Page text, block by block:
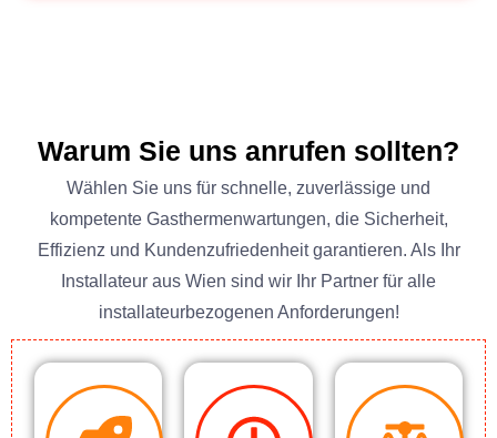
Warum Sie uns anrufen sollten?
Wählen Sie uns für schnelle, zuverlässige und
kompetente Gasthermenwartungen, die Sicherheit,
Effizienz und Kundenzufriedenheit garantieren. Als Ihr
Installateur aus Wien sind wir Ihr Partner für alle
installateurbezogenen Anforderungen!